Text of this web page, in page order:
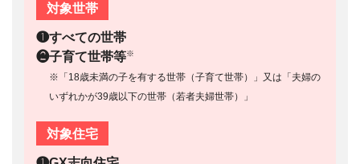
対象世帯
❶すべての世帯
❷子育て世帯等※
※「18歳未満の子を有する世帯（子育て世帯）」又は「夫婦の
いずれかが39歳以下の世帯（若者夫婦世帯）」
対象住宅